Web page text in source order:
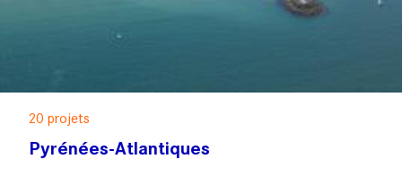
20 projets
Pyrénées-Atlantiques